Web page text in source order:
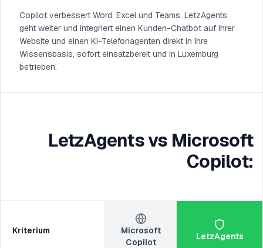
Copilot verbessert Word, Excel und Teams. LetzAgents
geht weiter und integriert einen Kunden-Chatbot auf Ihrer
Website und einen KI-Telefonagenten direkt in Ihre
Wissensbasis, sofort einsatzbereit und in Luxemburg
betrieben.
LetzAgents vs Microsoft
Copilot:
Kriterium
Microsoft
Copilot
LetzAgents